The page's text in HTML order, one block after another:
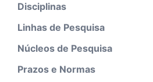
Disciplinas
Linhas de Pesquisa
Núcleos de Pesquisa
Prazos e Normas